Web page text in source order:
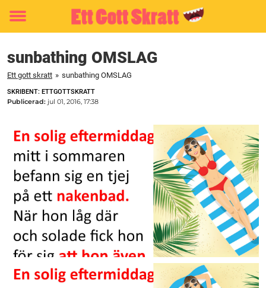
Toggle
sunbathing OMSLAG
Ett gott skratt » sunbathing OMSLAG
SKRIBENT: ETTGOTTSKRATT
Publicerad: jul 01, 2016, 17:38